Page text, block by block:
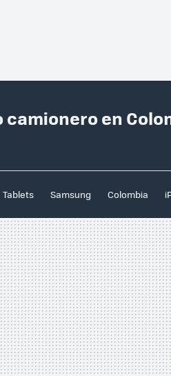
en
Tablets Samsung Colombia